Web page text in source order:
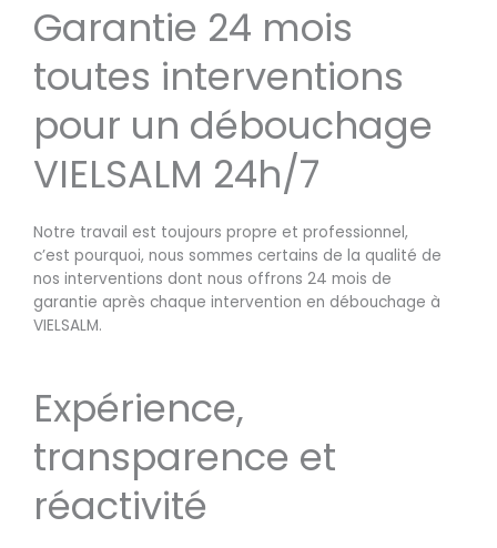
Garantie 24 mois
toutes interventions
pour un débouchage
VIELSALM 24h/7
Notre travail est toujours propre et professionnel,
c’est pourquoi, nous sommes certains de la qualité de
nos interventions dont nous offrons 24 mois de
garantie après chaque intervention en débouchage à
VIELSALM.
Expérience,
transparence et
réactivité